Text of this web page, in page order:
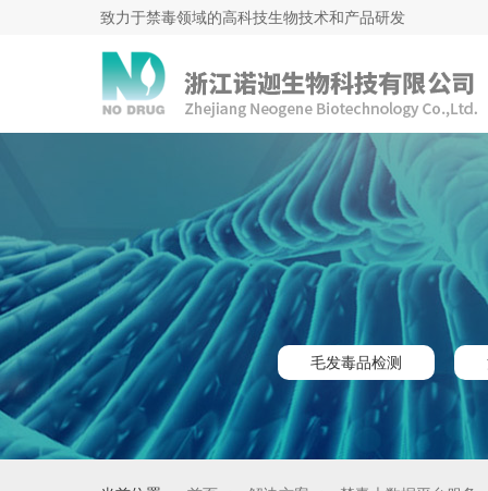
致力于禁毒领域的高科技生物技术和产品研发
毛发毒品检测